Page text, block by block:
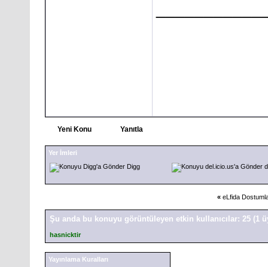
Yeni Konu Yanıtla
Yer İmleri
Digg
« eLfida
Şu anda bu konuyu görüntüleyen etkin kullanıcılar: 25 (1
hasnicktir
Yayınlama Kuralları